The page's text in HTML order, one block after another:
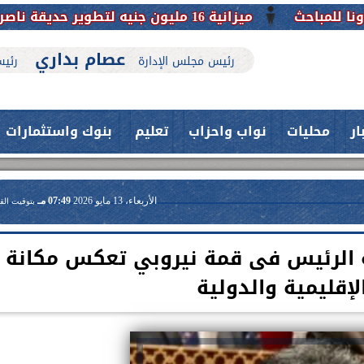
ميزانية 16 مليون جنيه لتطوير حديقة ناصر بأبوتيج.. نقلة حضارية تحافظ على تاريخها
رئيس مجلس الإدارة عصام بداري
محليات نواب واحزاب تعليم بنوك واستثمارات
الأربعاء، 13 مايو 2026 07:49 مـ بتوقيت
الرئيس فى قمة نيروبي تعكس مكانة
والدولية
العلاج الحر بمنفلوط بالتعاون مع هيئة
حدث بمستشفيات جامعة اسيوط....
فريق طبي بقسم الأنف والأذن